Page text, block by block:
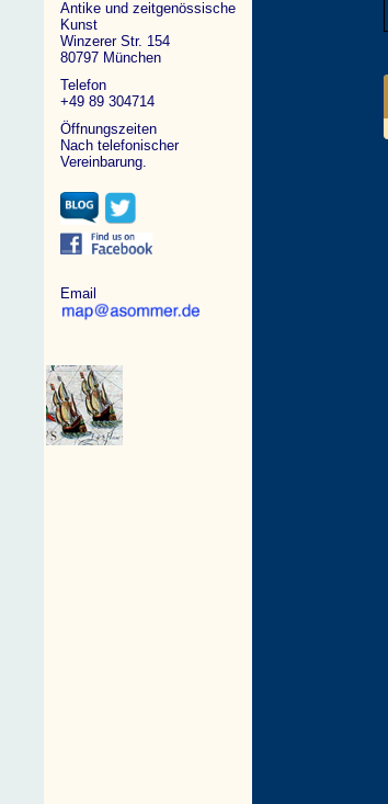
Antike und zeitgenössische
Kunst
Winzerer Str. 154
80797 München
Telefon
+49 89 304714
Öffnungszeiten
Nach telefonischer
Vereinbarung.
Email